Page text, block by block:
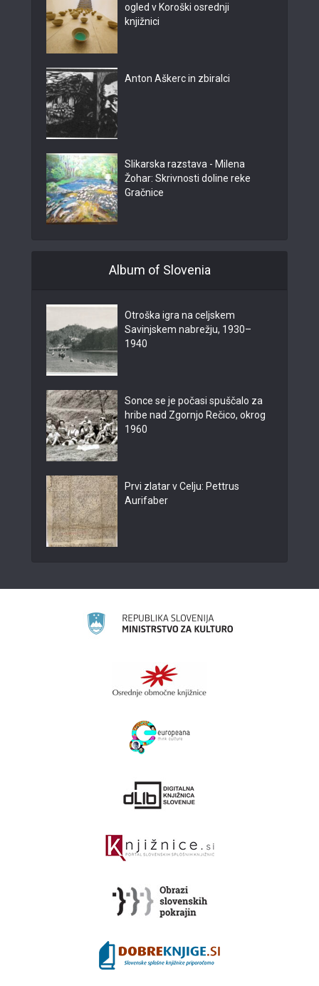
ogled v Koroški osrednji
knjižnici
Anton Aškerc in zbiralci
Slikarska razstava - Milena
Žohar: Skrivnosti doline reke
Gračnice
Album of Slovenia
Otroška igra na celjskem
Savinjskem nabrežju, 1930–
1940
Sonce se je počasi spuščalo za
hribe nad Zgornjo Rečico, okrog
1960
Prvi zlatar v Celju: Pettrus
Aurifaber